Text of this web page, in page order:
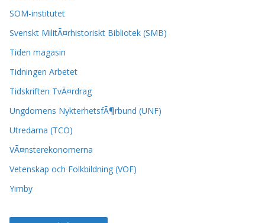
SOM-institutet
Svenskt MilitÃ¤rhistoriskt Bibliotek (SMB)
Tiden magasin
Tidningen Arbetet
Tidskriften TvÃ¤rdrag
Ungdomens NykterhetsfÃ¶rbund (UNF)
Utredarna (TCO)
VÃ¤nsterekonomerna
Vetenskap och Folkbildning (VOF)
Yimby